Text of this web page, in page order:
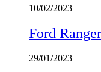
10/02/2023
Ford
29/01/2023